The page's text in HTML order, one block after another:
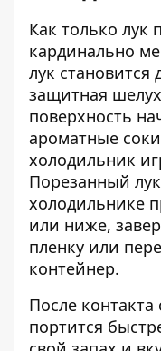
Как только лук
кардинально
лук становится
защитная
поверхность
ароматные
холодильник
Порезанный
холодильнике
или ниже,
пленку или
контейнер.
После
портится